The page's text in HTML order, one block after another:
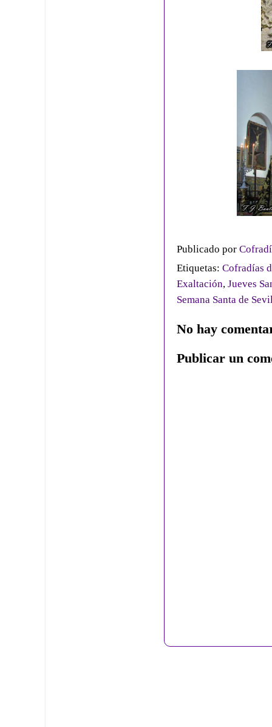
Publicado por
Etiquetas: Cofradías
Exaltación, Jueves
Semana Santa de
No hay
Publicar un